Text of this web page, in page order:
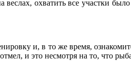
веслах, охватить все участки
и, в то же время,
и это несмотря на то, что